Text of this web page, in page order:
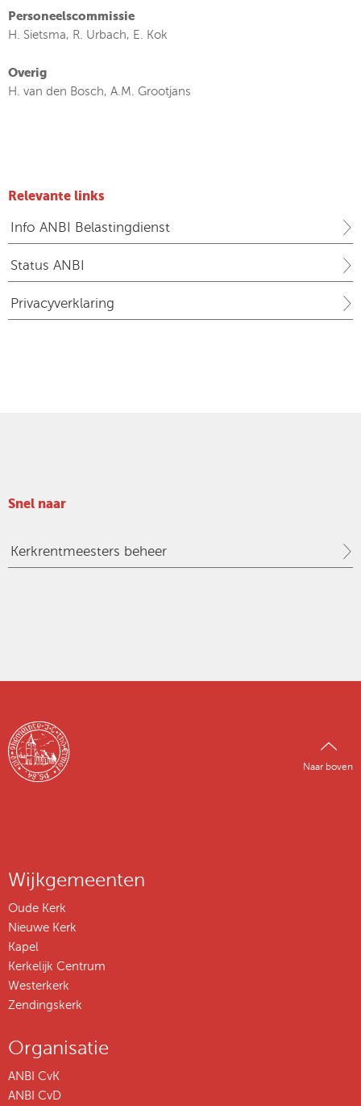
Personeelscommissie
H. Sietsma, R. Urbach, E. Kok
Overig
H. van den Bosch, A.M. Grootjans
Relevante links
Info ANBI Belastingdienst
Status ANBI
Privacyverklaring
Snel naar
Kerkrentmeesters beheer
Naar boven
Wijkgemeenten
Oude Kerk
Nieuwe Kerk
Kapel
Kerkelijk Centrum
Westerkerk
Zendingskerk
Organisatie
ANBI CvK
ANBI CvD